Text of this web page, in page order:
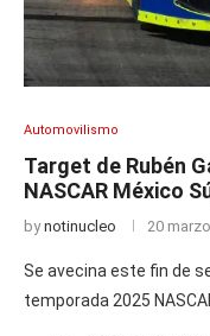
Automovilismo
Target de Rubén
NASCAR México
bynotinucleo 20
Se avecina este fin de
temporada 2025